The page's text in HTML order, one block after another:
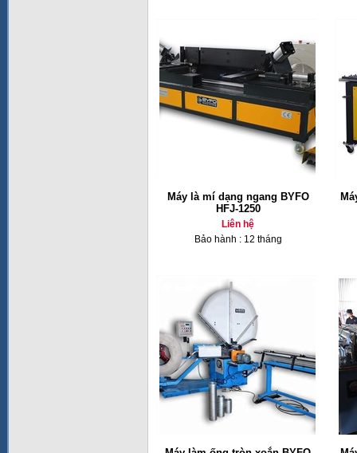
Máy là mí dạng ngang BYFO
HFJ-1250
Liên hệ
Bảo hành : 12 tháng